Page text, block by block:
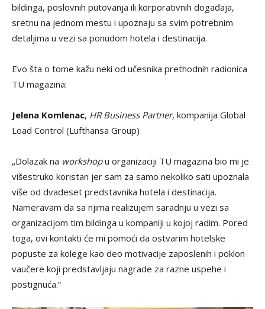
bildinga, poslovnih putovanja ili korporativnih događaja,
sretnu na jednom mestu i upoznaju sa svim potrebnim
detaljima u vezi sa ponudom hotela i destinacija.
Evo šta o tome kažu neki od učesnika prethodnih radionica
TU magazina:
Jelena Komlenac, HR Business Partner, kompanija Global
Load Control (Lufthansa Group)
„Dolazak na workshopu organizaciji TU magazina bio mi je
višestruko koristan jer sam za samo nekoliko sati upoznala
više od dvadeset predstavnika hotela i destinacija.
Nameravam da sa njima realizujem saradnju u vezi sa
organizacijom tim bildinga u kompaniji u kojoj radim. Pored
toga, ovi kontakti će mi pomoći da ostvarim hotelske
popuste za kolege kao deo motivacije zaposlenih i poklon
vaučere koji predstavljaju nagrade za razne uspehe i
postignuća.“